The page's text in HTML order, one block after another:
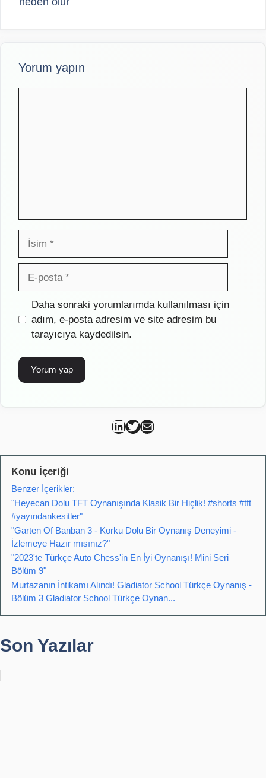
Yorum yapın
İsim
posta
İnternet
sitesi
Daha sonraki yorumlarımda kullanılması için
adım, e-posta adresim ve site adresim bu
tarayıcıya kaydedilsin.
Can Kütahya Linkedin
Can Kütahya Twitter
Can Kütahya Mail
Konu İçeriği
Benzer İçerikler:
"Heyecan Dolu TFT Oynanışında Klasik Bir Hiçlik! #shorts #tft
#yayındankesitler"
"Garten Of Banban 3 - Korku Dolu Bir Oynanış Deneyimi -
İzlemeye Hazır mısınız?"
"2023'te Türkçe Auto Chess'in En İyi Oynanışı! Mini Seri
Bölüm 9"
Murtazanın İntikamı Alındı! Gladiator School Türkçe Oynanış -
Bölüm 3 Gladiator School Türkçe Oynan...
Son Yazılar